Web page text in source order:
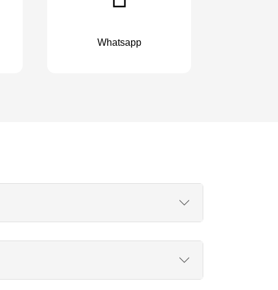
Whatsapp